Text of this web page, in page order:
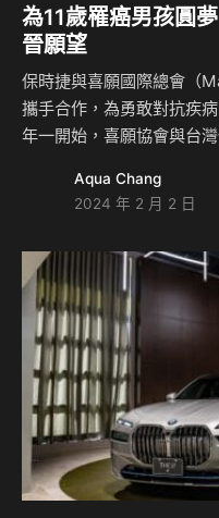
為11歲罹癌男孩圓
晉願望
保時捷與喜願國際總會（
攜手合作，為勇敢對抗疾
年一開始，喜願協會與台
大的熱情，這也促使他許
後魔力，喜願協會特此邀
體驗。在故宮為阿晉精心
晉中國古代製書的藝術，
著，由專人為特別喜歡青
導覽；他不僅認識許多文
Aqua Chang
2024 年 2 月 2 日